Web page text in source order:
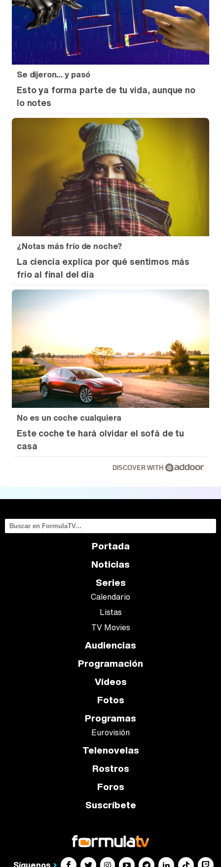
Se dijeron… y pasó
Esto ya forma parte de tu vida, aunque no
lo notes
¿Notas más frío de noche?
La ciencia explica por qué sentimos más
frío al final del día
No es un coche cualquiera
Este coche te hará olvidar el sofá de tu
casa
DISCOVER WITH
Portada
Noticias
Series
Calendario
Listas
TV Movies
Audiencias
Programación
Vídeos
Fotos
Programas
Eurovisión
Telenovelas
Rostros
Foros
Suscríbete